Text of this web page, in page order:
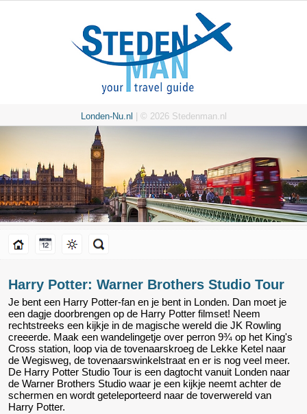
Londen-Nu.nl | © 2026 Stedenman.nl
Harry Potter: Warner Brothers Studio Tour
Je bent een Harry Potter-fan en je bent in Londen. Dan moet je
een dagje doorbrengen op de Harry Potter filmset! Neem
rechtstreeks een kijkje in de magische wereld die JK Rowling
creeerde. Maak een wandelingetje over perron 9¾ op het King's
Cross station, loop via de tovenaarskroeg de Lekke Ketel naar
de Wegisweg, de tovenaarswinkelstraat en er is nog veel meer.
De Harry Potter Studio Tour is een dagtocht vanuit Londen naar
de Warner Brothers Studio waar je een kijkje neemt achter de
schermen en wordt geteleporteerd naar de toverwereld van
Harry Potter.